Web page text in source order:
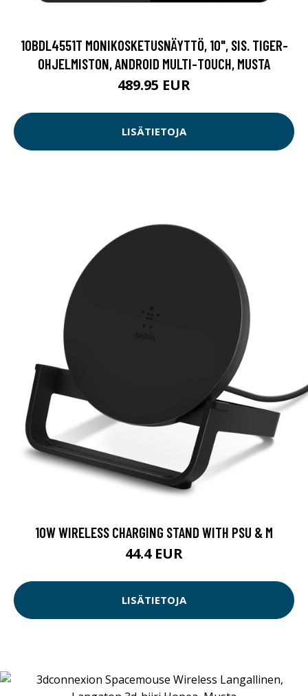
10BDL4551T MONIKOSKETUSNÄYTTÖ, 10", SIS. TIGER-
OHJELMISTON, ANDROID MULTI-TOUCH, MUSTA
489.95 EUR
LISÄTIETOJA
10W WIRELESS CHARGING STAND WITH PSU & M
44.4 EUR
LISÄTIETOJA